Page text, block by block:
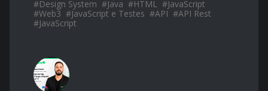
#Design System #Java #HTML #JavaScript
#Web3 #JavaScript e Testes #API #API Rest
#JavaScript